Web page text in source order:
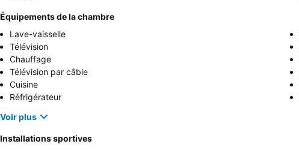
Équipements de la chambre
Lave-vaisselle
Télévision
Chauffage
Télévision par câble
Cuisine
Réfrigérateur
Voir plus
Installations sportives